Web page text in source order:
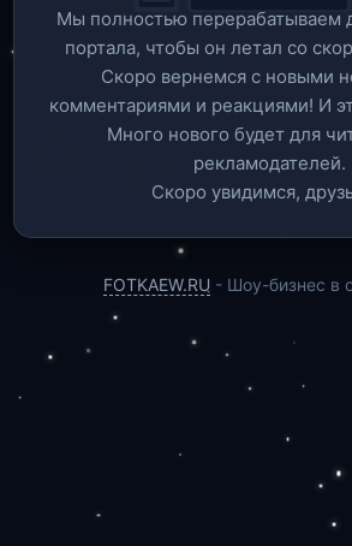
Мы полностью перерабатываем
портала, чтобы он летал со
Скоро вернемся c новыми
комментариями и реакциями! И
Много нового будет для
рекламодателей.
Скоро увидимся,
FOTKAEW.RU - Шоу-бизнес в